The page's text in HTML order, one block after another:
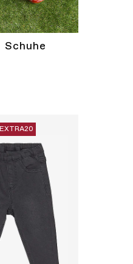
EXTRA20
Schuhe